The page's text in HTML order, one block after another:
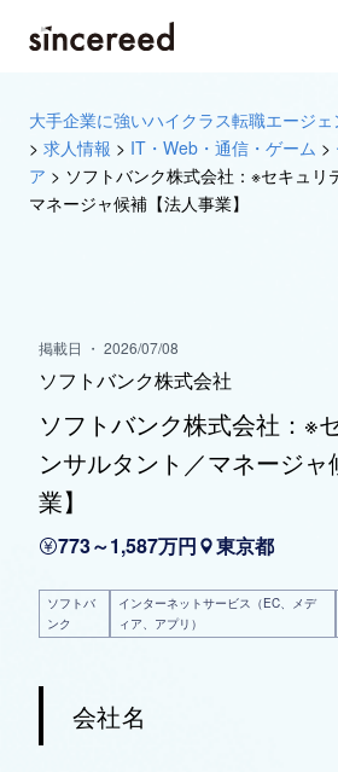
大手企業に強いハイクラス転職エージェ
> 求人情報 > IT・Web・通信・ゲーム >
ア > ソフトバンク株式会社：※セキュリ
マネージャ候補【法人事業】
掲載日 ・ 2026/07/08
ソフトバンク株式会社
ソフトバンク株式会社：※
ンサルタント／マネージ
業】
773～1,587万円 東京都
ソフトバ
ンク
インターネットサービス（EC、メデ
ィア、アプリ）
会社名